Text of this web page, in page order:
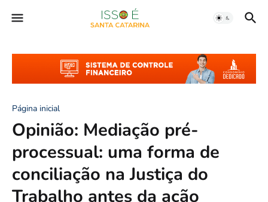
Página inicial
Opinião: Mediação pré-
processual: uma forma de
conciliação na Justiça do
Trabalho antes da ação